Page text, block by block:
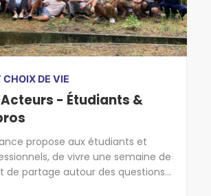
CHOIX DE VIE
- Étudiants &
propose aux étudiants et
de vivre une semaine de
de partage autour des questions